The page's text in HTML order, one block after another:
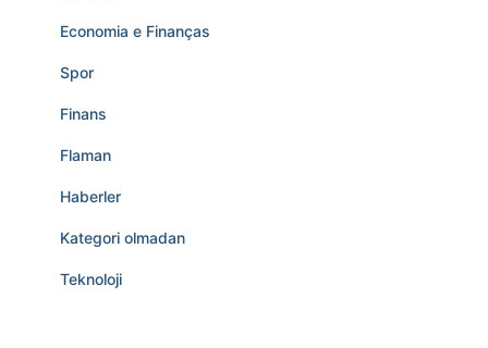
Economia e Finanças
Spor
Finans
Flaman
Haberler
Kategori olmadan
Teknoloji